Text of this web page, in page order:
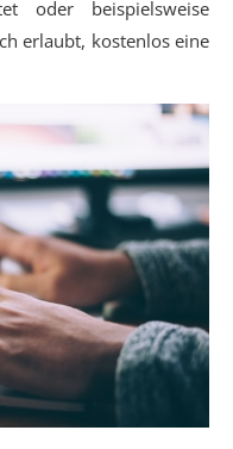
oder beispielsweise
erlaubt, kostenlos eine